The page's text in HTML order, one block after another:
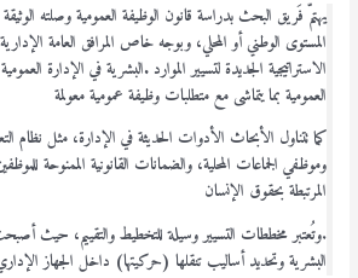
يهتمّ فَريق البحث بدراسة قانون الوظيفة العمومية وصلته
المستوى الوطني أو المحلي، وبوجه خاص المرافق العامة
الاستراتيجية الجديدة لتسيير الموارد .البشرية في الإدارة
العمومية بما يتماشى مع متطلبات وظيفة عمومية معولمة
كما تتناول الأبحاث الأدوات الحديثة في الإدارة، مثل نظام
وموظفي الجماعات المحلية، والضمانات القانونية الممنوحة
المرتبطة بحقوق الإنسان
.وتُعتبر مخططات التسيير وسيلة للتخطيط والتقييم، حيث
البشرية وتحديد أساليب تنقلها (حركيتها) داخل الجهاز